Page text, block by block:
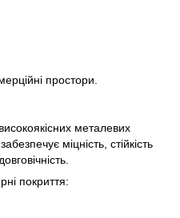
простори.
металевих
міцність, стійкість
покриття: